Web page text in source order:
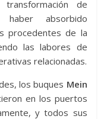
de
absorbido
procedentes de la
las labores de
relacionadas.
los buques Mein
en los puertos
y todos sus